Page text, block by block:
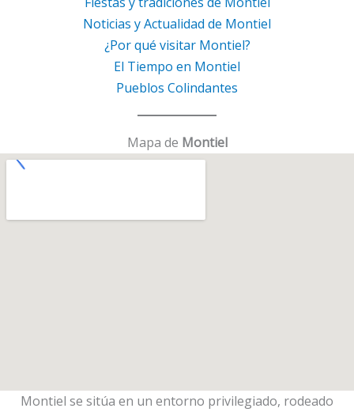
Noticias y Actualidad de Montiel
¿Por qué visitar Montiel?
El Tiempo en Montiel
Pueblos Colindantes
Mapa de Montiel
Montiel se sitúa en un entorno privilegiado, rodeado